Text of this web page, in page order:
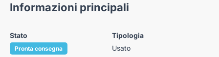
Informazioni principali
Stato
Pronta consegna
Tipologia
Usato